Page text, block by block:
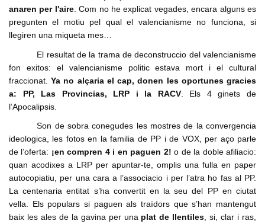
anaren per l'aire. Com no he explicat vegades, encara alguns es
pregunten el motiu pel qual el valencianisme no funciona, si
llegiren una miqueta mes…
El resultat de la trama de deconstruccio del valencianisme
fon exitos: el valencianisme politic estava mort i el cultural
fraccionat.Ya no alçaria el cap, donen les oportunes gracies
a: PP, Las Provincias, LRP i la RACV. Els 4 ginets de
l’Apocalipsis.
Son de sobra conegudes les mostres de la convergencia
ideologica, les fotos en la familia de PP i de VOX, per aço parle
de l’oferta: ¡en compren 4 i en paguen 2! o de la doble afiliacio:
quan acodixes a LRP per apuntar-te, omplis una fulla en paper
autocopiatiu, per una cara a l’associacio i per l’atra ho fas al PP.
La centenaria entitat s’ha convertit en la seu del PP en ciutat
vella. Els populars si paguen als traïdors que s’han mantengut
baix les ales de la gavina per una plat de llentiles, si, clar i ras,